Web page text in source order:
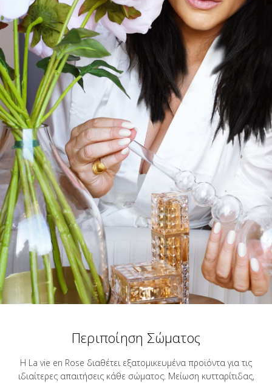
Περιποίηση Σώματος
Η La vie en Rose διαθέτει εξατομικευμένα προϊόντα για τις
ιδιαίτερες απαιτήσεις κάθε σώματος. Μείωση κυτταρίτιδας,